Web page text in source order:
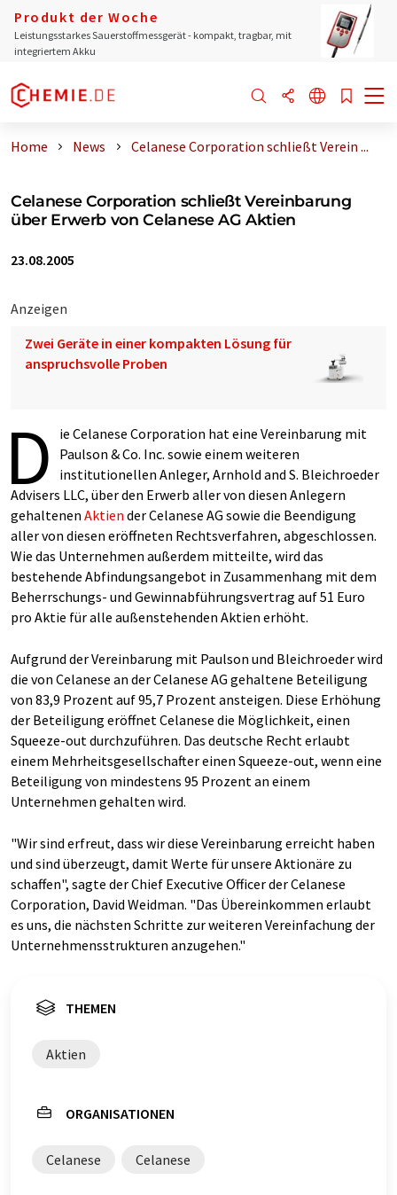
Produkt der Woche
Leistungsstarkes Sauerstoffmessgerät - kompakt, tragbar, mit
integriertem Akku
Home News Celanese Corporation schließt Verein ...
Celanese Corporation schließt Vereinbarung
über Erwerb von Celanese AG Aktien
23.08.2005
Anzeigen
Zwei Geräte in einer kompakten Lösung für
anspruchsvolle Proben
D
ie Celanese Corporation hat eine Vereinbarung mit
Paulson & Co. Inc. sowie einem weiteren
institutionellen Anleger, Arnhold and S. Bleichroeder
Advisers LLC, über den Erwerb aller von diesen Anlegern
gehaltenen Aktien der Celanese AG sowie die Beendigung
aller von diesen eröffneten Rechtsverfahren, abgeschlossen.
Wie das Unternehmen außerdem mitteilte, wird das
bestehende Abfindungsangebot in Zusammenhang mit dem
Beherrschungs- und Gewinnabführungsvertrag auf 51 Euro
pro Aktie für alle außenstehenden Aktien erhöht.
Aufgrund der Vereinbarung mit Paulson und Bleichroeder wird
die von Celanese an der Celanese AG gehaltene Beteiligung
von 83,9 Prozent auf 95,7 Prozent ansteigen. Diese Erhöhung
der Beteiligung eröffnet Celanese die Möglichkeit, einen
Squeeze-out durchzuführen. Das deutsche Recht erlaubt
einem Mehrheitsgesellschafter einen Squeeze-out, wenn eine
Beteiligung von mindestens 95 Prozent an einem
Unternehmen gehalten wird.
"Wir sind erfreut, dass wir diese Vereinbarung erreicht haben
und sind überzeugt, damit Werte für unsere Aktionäre zu
schaffen", sagte der Chief Executive Officer der Celanese
Corporation, David Weidman. "Das Übereinkommen erlaubt
es uns, die nächsten Schritte zur weiteren Vereinfachung der
Unternehmensstrukturen anzugehen."
THEMEN
Aktien
ORGANISATIONEN
Celanese Celanese